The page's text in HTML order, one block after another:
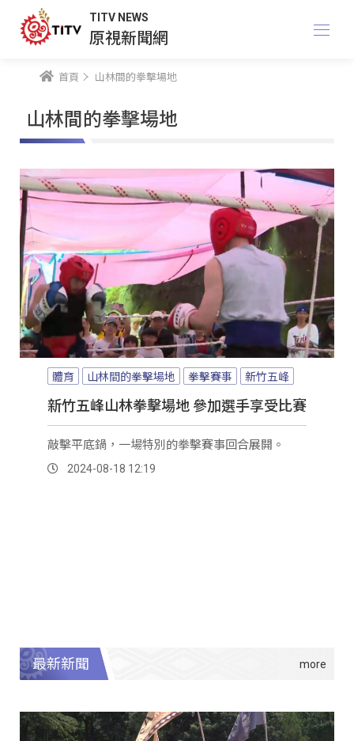
TITV NEWS
原視新聞網
首頁 山林間的拳擊場地
山林間的拳擊場地
體育 山林間的拳擊場地 拳擊賽事 新竹五峰
新竹五峰山林拳擊場地 參加選手享受比賽
敲擊平底鍋，一場特別的拳擊賽事回合展開。
2024-08-18 12:19
最新新聞